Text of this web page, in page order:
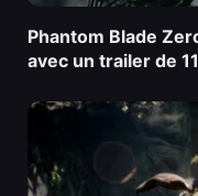
Phantom Blade
avec un trailer de